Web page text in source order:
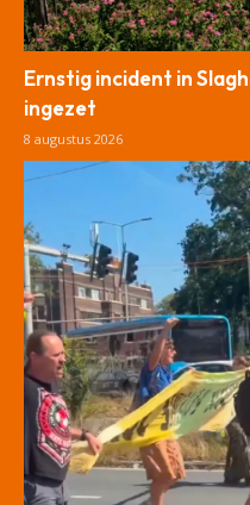
Ernstig incident in
ingezet
8 augustus 2026